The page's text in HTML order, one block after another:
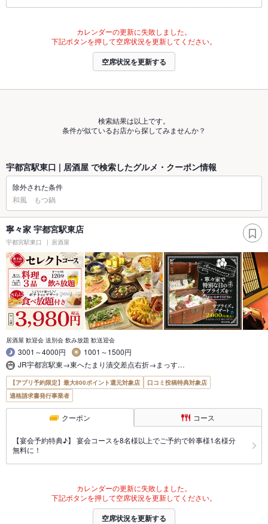
カレンダーの更新に失敗しました。
下記ボタンを押して空席状況を更新してください。
空席状況を更新する
検索結果は以上です。
条件が似ているお店から探してみませんか？
宇都宮駅東口 | 居酒屋 で検索したグルメ・クーポン情報
除外された条件
和風 もつ鍋
寧々家 宇都宮駅東店
宇都宮駅東口 居酒屋
居酒屋 歓迎会 送別会 飲み放題 歓送迎会
3001～4000円
1001～1500円
JR宇都宮駅東→東へたまり漬交差点右折→まっす…
【アプリ予約限定】最大800ポイント還元対象店
口コミ投稿特典対象店
適格請求書発行事業者
クーポン コース
【宴会予約特典♪】 宴会コースを8名様以上でご予約で幹事様1名様分
無料に！
カレンダーの更新に失敗しました。
下記ボタンを押して空席状況を更新してください。
空席状況を更新する